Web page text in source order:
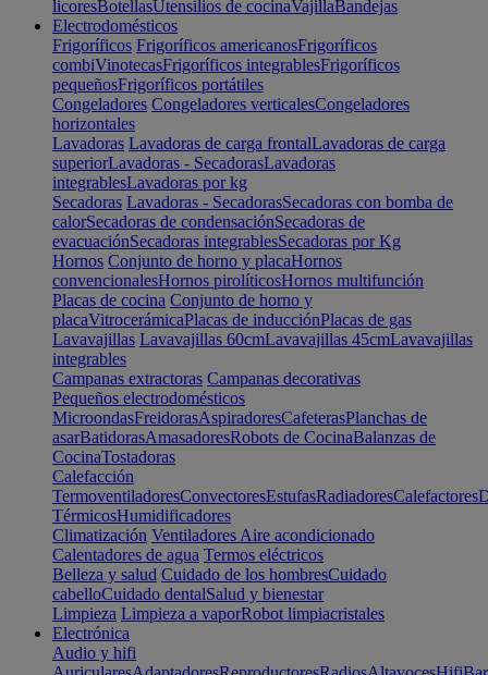
licoresBotellasUtensilios de cocinaVajillaBandejas
Electrodomésticos
Frigoríficos Frigoríficos americanosFrigoríficos
combiVinotecasFrigoríficos integrablesFrigoríficos
pequeñosFrigoríficos portátiles
Congeladores Congeladores verticalesCongeladores
horizontales
Lavadoras Lavadoras de carga frontalLavadoras de carga
superiorLavadoras - SecadorasLavadoras
integrablesLavadoras por kg
Secadoras Lavadoras - SecadorasSecadoras con bomba de
calorSecadoras de condensaciónSecadoras de
evacuaciónSecadoras integrablesSecadoras por Kg
Hornos Conjunto de horno y placaHornos
convencionalesHornos pirolíticosHornos multifunción
Placas de cocina Conjunto de horno y
placaVitrocerámicaPlacas de inducciónPlacas de gas
Lavavajillas Lavavajillas 60cmLavavajillas 45cmLavavajillas
integrables
Campanas extractoras Campanas decorativas
Pequeños electrodomésticos
MicroondasFreidorasAspiradoresCafeterasPlanchas de
asarBatidorasAmasadoresRobots de CocinaBalanzas de
CocinaTostadoras
Calefacción
TermoventiladoresConvectoresEstufasRadiadoresCalefactores
TérmicosHumidificadores
Climatización Ventiladores Aire acondicionado
Calentadores de agua Termos eléctricos
Belleza y salud Cuidado de los hombresCuidado
cabelloCuidado dentalSalud y bienestar
Limpieza Limpieza a vaporRobot limpiacristales
Electrónica
Audio y hifi